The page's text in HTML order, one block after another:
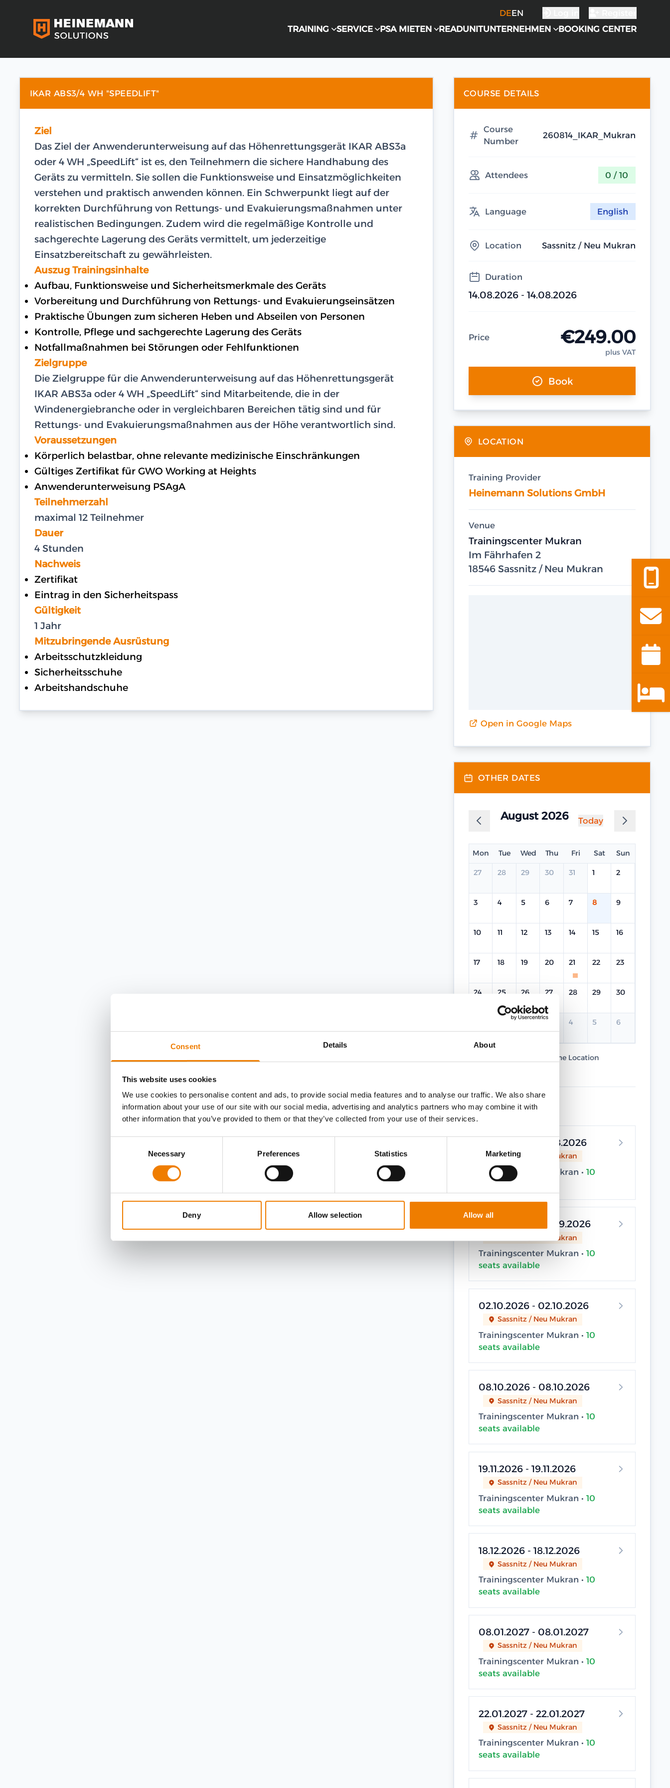
Consent Details About
This website uses cookies
We use cookies to personalise content and ads, to provide social media features and to analyse our traffic. We also share
information about your use of our site with our social media, advertising and analytics partners who may combine it with
other information that you’ve provided to them or that they’ve collected from your use of their services.
Necessary Preferences Statistics Marketing
Deny Allow selection Allow all
DEEN
TRAINING
SERVICE PSA MIETEN READUNITUNTERNEHMEN BOOKING CENTER
IKAR ABS3/4 WH "SPEEDLIFT"
Ziel
Das Ziel der Anwenderunterweisung auf das Höhenrettungsgerät IKAR ABS3a
oder 4 WH „SpeedLift“ ist es, den Teilnehmern die sichere Handhabung des
Geräts zu vermitteln. Sie sollen die Funktionsweise und Einsatzmöglichkeiten
verstehen und praktisch anwenden können. Ein Schwerpunkt liegt auf der
korrekten Durchführung von Rettungs- und Evakuierungsmaßnahmen unter
realistischen Bedingungen. Zudem wird die regelmäßige Kontrolle und
sachgerechte Lagerung des Geräts vermittelt, um jederzeitige
Einsatzbereitschaft zu gewährleisten.
Auszug Trainingsinhalte
Aufbau, Funktionsweise und Sicherheitsmerkmale des Geräts
Vorbereitung und Durchführung von Rettungs- und Evakuierungseinsätzen
Praktische Übungen zum sicheren Heben und Abseilen von Personen
Kontrolle, Pflege und sachgerechte Lagerung des Geräts
Notfallmaßnahmen bei Störungen oder Fehlfunktionen
Zielgruppe
Die Zielgruppe für die Anwenderunterweisung auf das Höhenrettungsgerät
IKAR ABS3a oder 4 WH „SpeedLift“ sind Mitarbeitende, die in der
Windenergiebranche oder in vergleichbaren Bereichen tätig sind und für
Rettungs- und Evakuierungsmaßnahmen aus der Höhe verantwortlich sind.
Voraussetzungen
Körperlich belastbar, ohne relevante medizinische Einschränkungen
Gültiges Zertifikat für GWO Working at Heights
Anwenderunterweisung PSAgA
Teilnehmerzahl
maximal 12 Teilnehmer
Dauer
4 Stunden
Nachweis
Zertifikat
Eintrag in den Sicherheitspass
Gültigkeit
1 Jahr
Mitzubringende Ausrüstung
Arbeitsschutzkleidung
Sicherheitsschuhe
Arbeitshandschuhe
COURSE DETAILS
Course
Number
260814_IKAR_Mukran
Attendees 0 / 10
Language English
Location Sassnitz / Neu Mukran
Duration
14.08.2026 - 14.08.2026
Price €249.00
plus VAT
Book
LOCATION
Training Provider
Heinemann Solutions GmbH
Venue
Trainingscenter Mukran
Im Fährhafen 2
18546 Sassnitz / Neu Mukran
Open in Google Maps
OTHER DATES
August 2026 Today
Mon Tue Wed Thu Fri Sat Sun
27 28 29 30 31 1 2
3 4 5 6 7 8 9
10 11 12 13 14 15 16
17 18 19 20 21 22 23
24 25 26 27 28 29 30
4 5 6
Same Location
UPCOMING DATES
21.08.2026 - 21.08.2026
Sassnitz / Neu Mukran
Trainingscenter Mukran • 10
seats available
24.09.2026 - 24.09.2026
Sassnitz / Neu Mukran
Trainingscenter Mukran • 10
seats available
02.10.2026 - 02.10.2026
Sassnitz / Neu Mukran
Trainingscenter Mukran • 10
seats available
08.10.2026 - 08.10.2026
Sassnitz / Neu Mukran
Trainingscenter Mukran • 10
seats available
19.11.2026 - 19.11.2026
Sassnitz / Neu Mukran
Trainingscenter Mukran • 10
seats available
18.12.2026 - 18.12.2026
Sassnitz / Neu Mukran
Trainingscenter Mukran • 10
seats available
08.01.2027 - 08.01.2027
Sassnitz / Neu Mukran
Trainingscenter Mukran • 10
seats available
22.01.2027 - 22.01.2027
Sassnitz / Neu Mukran
Trainingscenter Mukran • 10
seats available